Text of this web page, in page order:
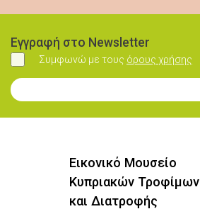
Εγγραφή στο Newsletter
Συμφωνώ
Συμφωνώ με τους όρους χρήσης
Εγγραφή στο Newsletter
Εικονικό Μουσείο
Κυπριακών Τροφίμων
και Διατροφής